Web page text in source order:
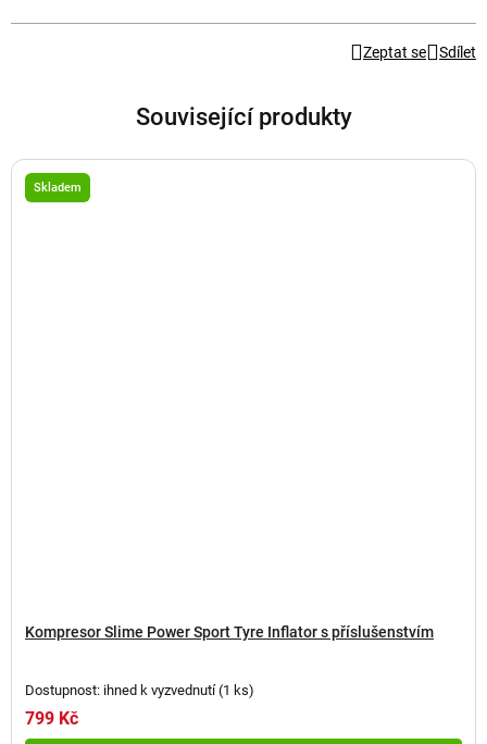
Zeptat se Sdílet
Související produkty
Skladem
Kompresor Slime Power Sport Tyre Inflator s příslušenstvím
Dostupnost: ihned k vyzvednutí(1 ks)
799 Kč